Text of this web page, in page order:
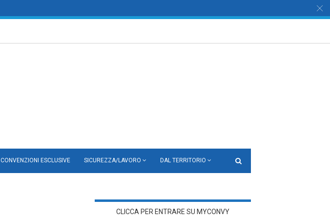
CONVENZIONI ESCLUSIVE SICUREZZA/LAVORO DAL TERRITORIO
CLICCA PER ENTRARE SU MYCONVY